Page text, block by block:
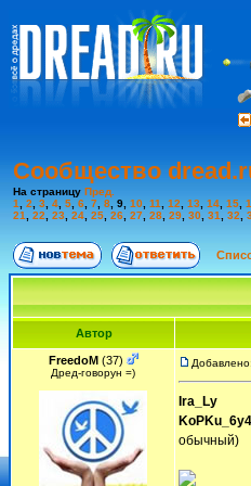
Сообщество
На страницу Пред.
1
2 3 4 5 6 7 8 9 10 11 12 13 14 15
21
22 23 24 25 26 27 28 29 30 31 32
Автор
FreedoM(37)
Дред-говорун =)
Ira_Ly
обычный)